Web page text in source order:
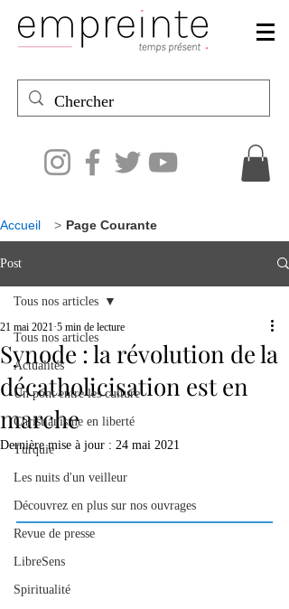
Accueil > Page Courante
Post
Tous nos articles
Actualités
Un pont entre les culture
Christianisme en liberté
Turquie
Les nuits d'un veilleur
Découvrez en plus sur nos ouvrages
Revue de presse
LibreSens
Spiritualité
Tous nos articles
Synode : la révolution de la
décatholicisation est en
marche
21 mai 2021 5 min de lecture
Dernière mise à jour : 24 mai 2021